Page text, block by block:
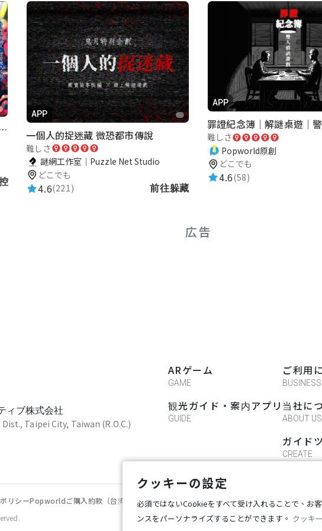
田書院的歷史，遊玩體驗滿分💯
家趕快來玩喔！！！
圓山月夜-羊群的失控｜圓山飯店 ARG實境解謎遊戲
APP
一個人的捉迷藏 微恐都市傳說
難しさ
謎網工作室｜Puzzle Net Studio
どこでも
4.6(221) 前往躲藏
APP
難しさ
Popworld原創
どこでも
4.6(58)
広告
ィブ株式会社
Taipei City, Taiwan (R.O.C.)
ARゲーム
GAME
観光ガイド・案内アプリ
GUIDE
ご利用
BUSINESS
当社に
ABOUT US
ガイド
CREATE
リシーPopworldご購入約款（台湾）
Cookie設定
クッキーの設定
必須ではないCookieをすべて受け入れることで、お
ンスをパーソナライズすることができます。 クッキ